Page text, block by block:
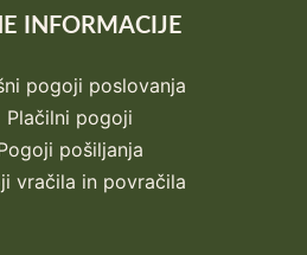
INFORMACIJE
pogoji poslovanja
Plačilni pogoji
pošiljanja
vračila in povračila